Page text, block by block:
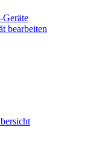
Geräte
bearbeiten